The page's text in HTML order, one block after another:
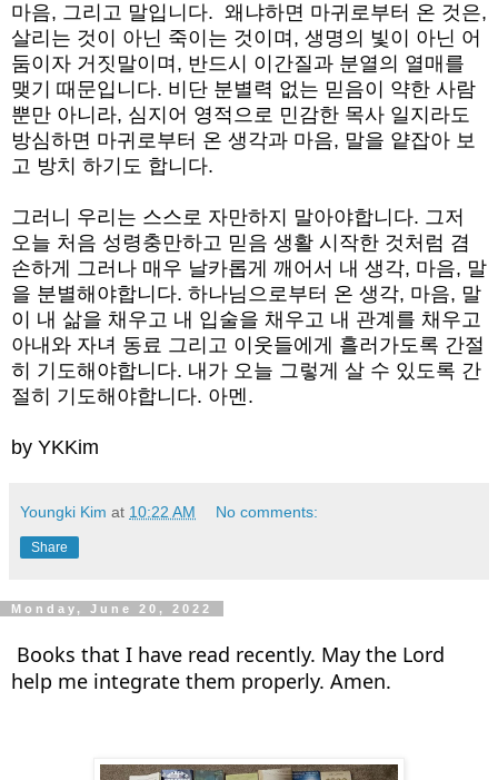
마음, 그리고 말입니다.  왜냐하면 마귀로부터 온 것은,
살리는 것이 아닌 죽이는 것이며, 생명의 빛이 아닌 어
둠이자 거짓말이며, 반드시 이간질과 분열의 열매를
맺기 때문입니다. 비단 분별력 없는 믿음이 약한 사람
뿐만 아니라, 심지어 영적으로 민감한 목사 일지라도
방심하면 마귀로부터 온 생각과 마음, 말을 얕잡아 보
고 방치 하기도 합니다.
그러니 우리는 스스로 자만하지 말아야합니다. 그저
오늘 처음 성령충만하고 믿음 생활 시작한 것처럼 겸
손하게 그러나 매우 날카롭게 깨어서 내 생각, 마음, 말
을 분별해야합니다. 하나님으로부터 온 생각, 마음, 말
이 내 삶을 채우고 내 입술을 채우고 내 관계를 채우고
아내와 자녀 동료 그리고 이웃들에게 흘러가도록 간절
히 기도해야합니다. 내가 오늘 그렇게 살 수 있도록 간
절히 기도해야합니다. 아멘.
by YKKim
Youngki Kim at 10:22 AM No comments:
Share
Monday, June 20, 2022
Books that I have read recently. May the Lord
help me integrate them properly. Amen.